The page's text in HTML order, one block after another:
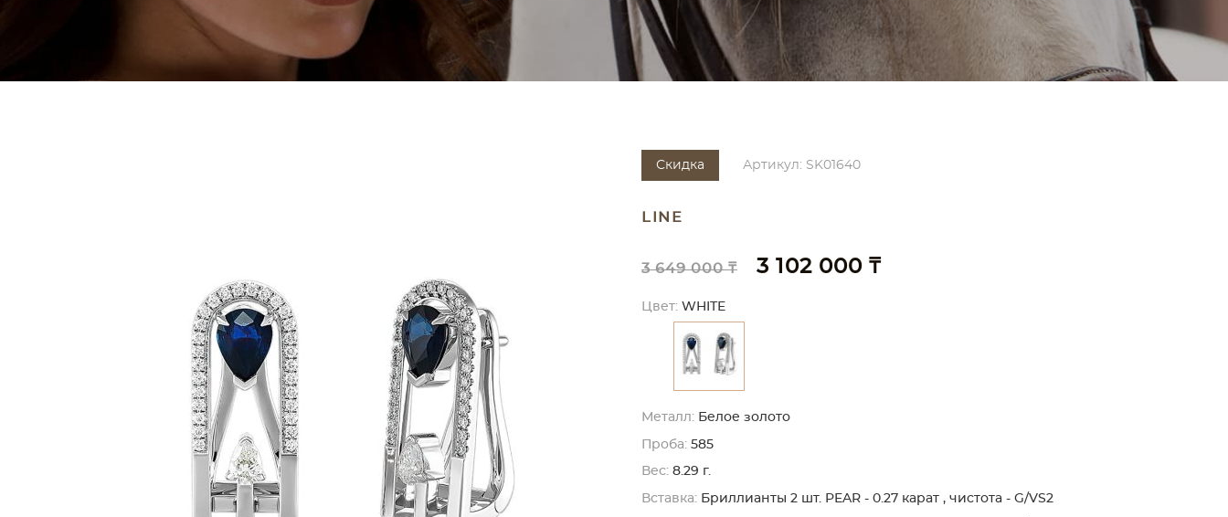
Скидка Артикул: SK01640
LINE
3 649 000 ₸ 3 102 000 ₸
Цвет: WHITE
Металл: Белое золото
Проба: 585
Вес: 8.29 г.
Вставка: Бриллианты 2 шт. PEAR - 0.27 карат , чистота - G/VS2